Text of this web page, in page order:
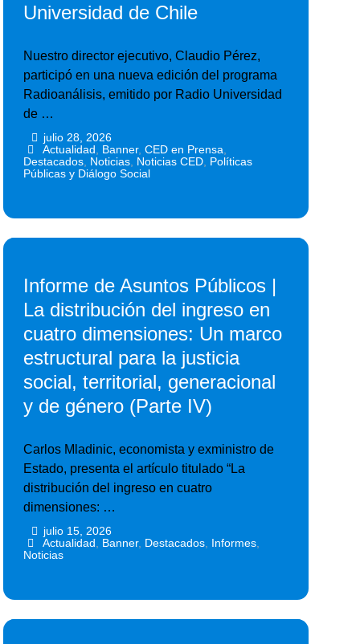
Universidad de Chile
Nuestro director ejecutivo, Claudio Pérez,
participó en una nueva edición del programa
Radioanálisis, emitido por Radio Universidad
de …
julio 28, 2026
Actualidad Banner, CED en Prensa
Destacados Noticias Noticias CED Políticas
Públicas y Diálogo Social
Informe de Asuntos Públicos |
La distribución del ingreso en
cuatro dimensiones: Un marco
estructural para la justicia
social, territorial, generacional
y de género (Parte IV)
Carlos Mladinic, economista y exministro de
Estado, presenta el artículo titulado “La
distribución del ingreso en cuatro
dimensiones: …
julio 15, 2026
Actualidad Banner, Destacados, Informes,
Noticias